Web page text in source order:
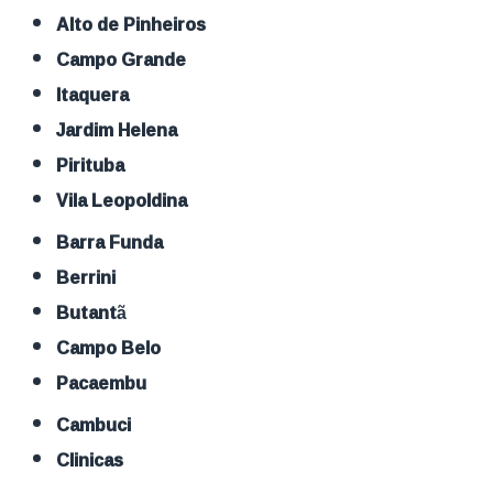
Alto de Pinheiros
Campo Grande
Itaquera
Jardim Helena
Pirituba
Vila Leopoldina
Barra Funda
Berrini
Butantã
Campo Belo
Pacaembu
Cambuci
Clinicas